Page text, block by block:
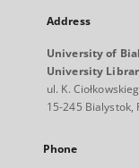
Address
University of
University
ul. K.
15-245 Bialystok,
Phone